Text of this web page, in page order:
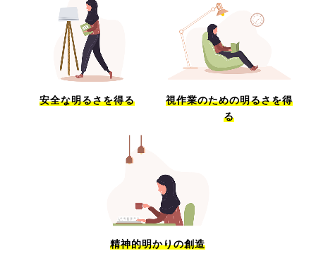
安全な明るさを得る
視作業のための明るさを得
る
精神的明かりの創造